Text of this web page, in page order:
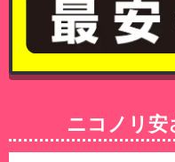
ニコノリ安